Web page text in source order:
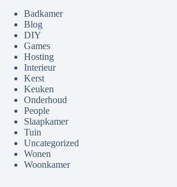
Badkamer
Blog
DIY
Games
Hosting
Interieur
Kerst
Keuken
Onderhoud
People
Slaapkamer
Tuin
Uncategorized
Wonen
Woonkamer